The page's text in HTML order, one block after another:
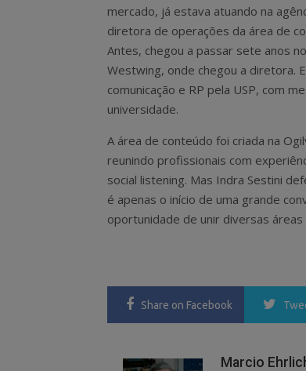
mercado, já estava atuando na
diretora de operações da área de
Antes, chegou a passar sete anos
Westwing, onde chegou a diretora.
comunicação e RP pela USP, com
universidade.
A área de conteúdo foi criada na
reunindo profissionais com
social listening. Mas Indra Sestini
é apenas o início de uma grande
oportunidade de unir diversas
Share on Facebook
Marcio